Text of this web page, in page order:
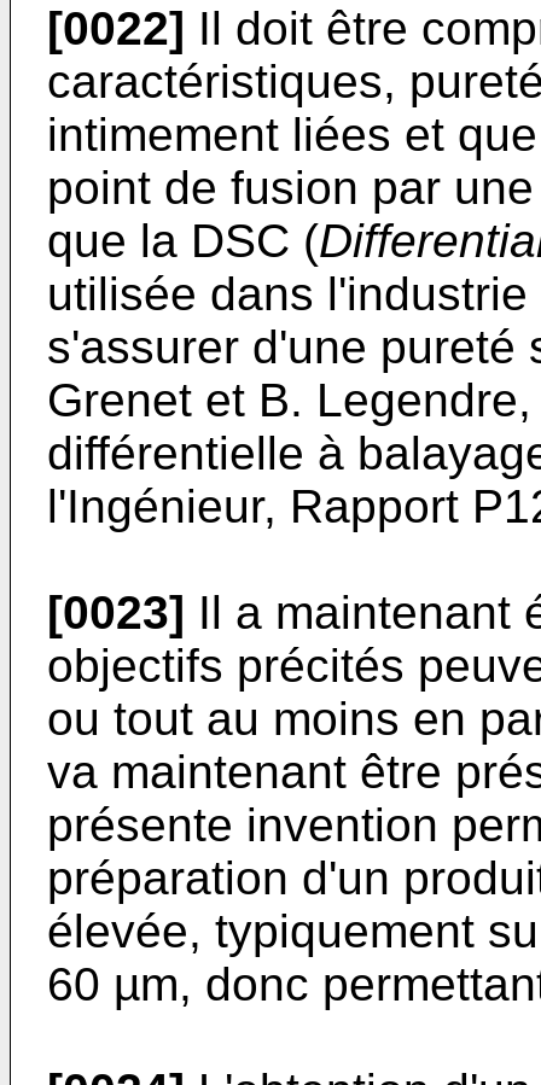
[0022] Il doit être
caractéristiques,
intimement liées et
point de fusion par
que la DSC (
utilisée dans
s'assurer d'une
Grenet et B.
différentielle à
l'Ingénieur, Rapport
[0023] Il a maintenant
objectifs précités
ou tout au moins en
va maintenant être
présente invention
préparation d'un
élevée, typiquement
60 µm, donc